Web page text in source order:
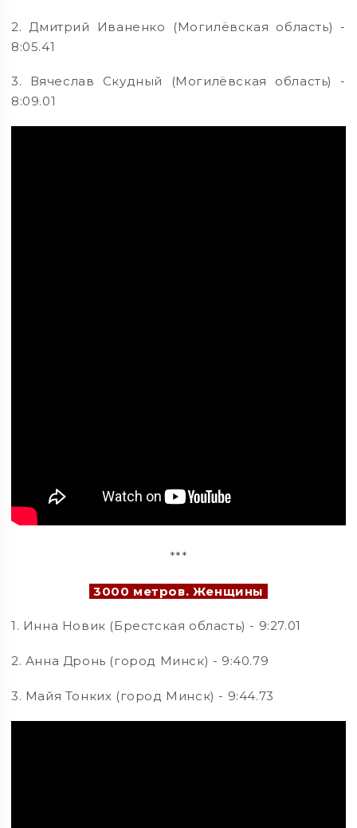
2. Дмитрий Иваненко (Могилёвская область) -
8:05.41
3. Вячеслав Скудный (Могилёвская область) -
8:09.01
***
3000 метров. Женщины
1. Инна Новик (Брестская область) - 9:27.01
2. Анна Дронь (город Минск) - 9:40.79
3. Майя Тонких (город Минск) - 9:44.73